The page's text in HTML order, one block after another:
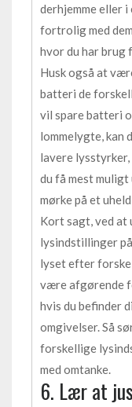
derhjemme eller
fortrolig med
hvor du har brug
Husk også at
batteri de
vil spare batteri
lommelygte, kan
lavere lysstyrker,
du få mest
mørke på et
Kort sagt, ved
lysindstillinger
lyset efter
være afgørende
hvis du befinder
omgivelser. Så
forskellige
med omtanke.
6. Lær at